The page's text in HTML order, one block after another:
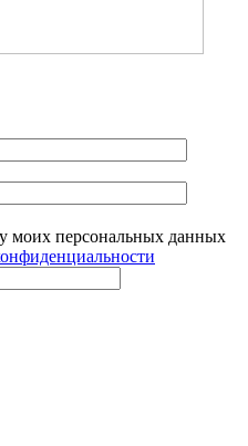
моих персональных данных